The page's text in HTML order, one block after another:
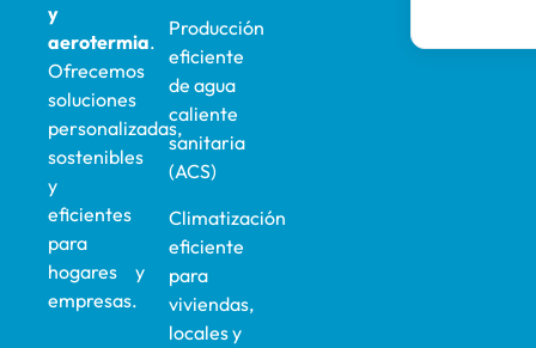
y
aerotermia.
Ofrecemos
soluciones
personalizadas,
sostenibles
y
eficientes
para
hogares y
empresas.
Producción
eficiente
de agua
caliente
sanitaria
(ACS)
Climatización
eficiente
para
viviendas,
locales y